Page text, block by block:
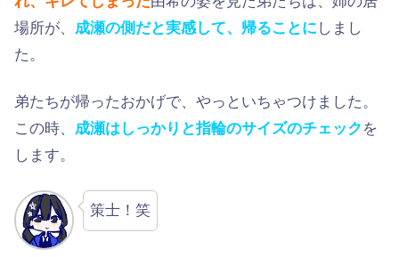
場所が、 成瀬の側だと実感して、帰ることに しまし
た。
弟たちが帰ったおかげで、やっといちゃつけました。
この時、 成瀬はしっかりと指輪のサイズのチェック を
します。
策士！笑